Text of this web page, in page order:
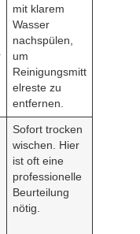
mit klarem
Wasser
nachspülen,
um
Reinigungsmitt
elreste zu
entfernen.
Sofort trocken
wischen. Hier
ist oft eine
professionelle
Beurteilung
nötig.